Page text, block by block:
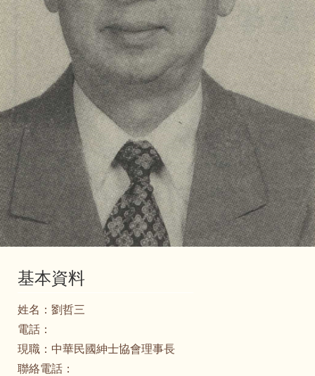
基本資料
姓名： 劉哲三
電話：
現職： 中華民國紳士協會理事長
聯絡電話：